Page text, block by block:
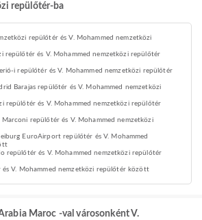
repülőtér-ba
repülőtér és V. Mohammed nemzetközi
repülőtér és V. Mohammed nemzetközi repülőtér
i repülőtér és V. Mohammed nemzetközi repülőtér
Barajas repülőtér és V. Mohammed nemzetközi
repülőtér és V. Mohammed nemzetközi repülőtér
Marconi repülőtér és V. Mohammed nemzetközi
EuroAirport repülőtér és V. Mohammed
repülőtér és V. Mohammed nemzetközi repülőtér
és V. Mohammed nemzetközi repülőtér között
Maroc -val városonként V.